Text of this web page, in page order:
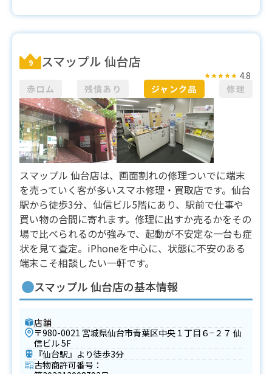
9 スマップル 仙台店
赤ロム 残債あり ジャンク品 修理
4.8
スマップル 仙台店は、画面割れの修理ついでに端末
を売っていく客が多いスマホ修理・買取店です。仙台
駅から徒歩3分、仙信ビル5階にあり、駅前で仕事や
買い物の合間に寄れます。修理に出すか売るかをその
場で比べられるのが強みで、起動が不安定な一台も症
状を見て査定。iPhoneを中心に、状態に不安のある
端末こそ相談したい一軒です。
スマップル 仙台店の基本情報
店舗
〒980-0021 宮城県仙台市青葉区中央１丁目６−２７ 仙
信ビル 5F
『仙台駅』より徒歩3分
古物商許可番号：